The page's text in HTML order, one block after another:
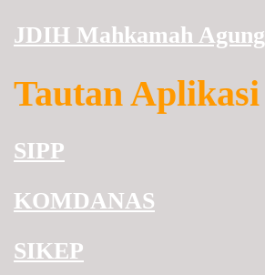
JDIH Mahkamah Agung
Tautan Aplikasi
SIPP
KOMDANAS
SIKEP